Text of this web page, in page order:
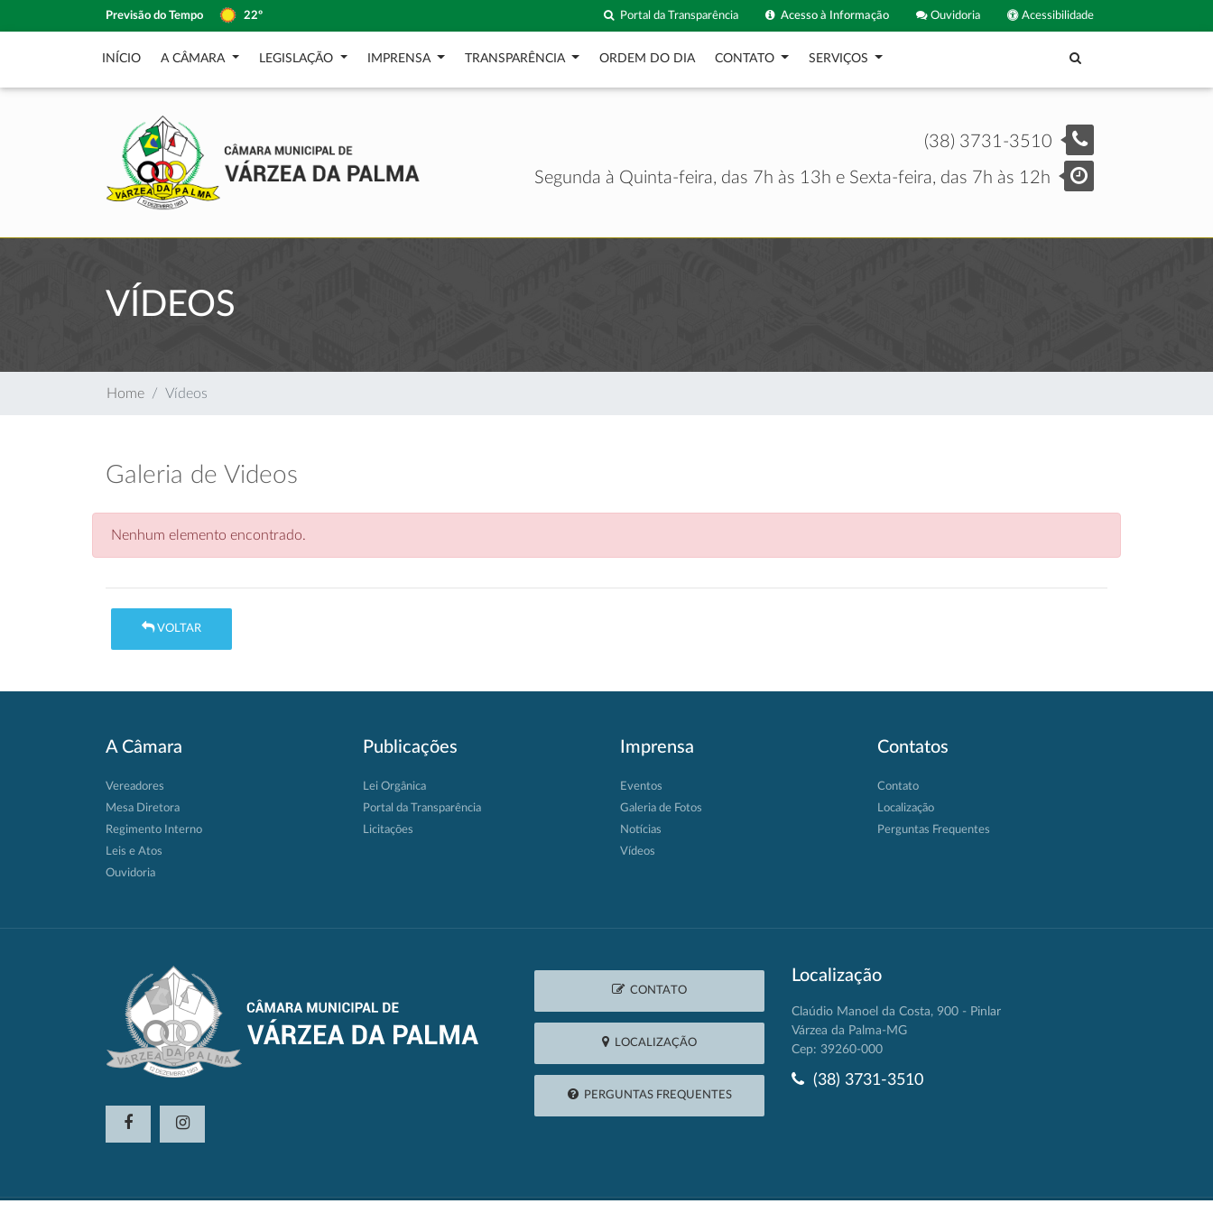
Previsão do Tempo 22º Acessibilidade
Ouvidoria
Acesso à Informação
Portal da Transparência
INÍCIO A CÂMARA LEGISLAÇÃO IMPRENSA TRANSPARÊNCIA ORDEM DO DIA CONTATO SERVIÇOS
(38) 3731-3510
Segunda à Quinta-feira, das 7h às 13h e Sexta-feira, das 7h às 12h
VÍDEOS
Home Vídeos
Galeria de Videos
Nenhum elemento encontrado.
VOLTAR
A Câmara
Vereadores
Mesa Diretora
Regimento Interno
Leis e Atos
Ouvidoria
Publicações
Lei Orgânica
Portal da Transparência
Licitações
Imprensa
Eventos
Galeria de Fotos
Notícias
Vídeos
Contatos
Contato
Localização
Perguntas Frequentes
CONTATO
LOCALIZAÇÃO
PERGUNTAS FREQUENTES
Localização
Claúdio Manoel da Costa, 900 - Pinlar
Várzea da Palma-MG
Cep: 39260-000
(38) 3731-3510